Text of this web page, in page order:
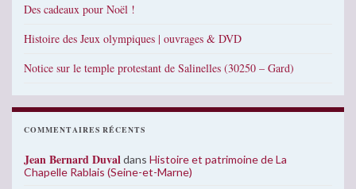
Des cadeaux pour Noël !
Histoire des Jeux olympiques | ouvrages & DVD
Notice sur le temple protestant de Salinelles (30250 – Gard)
COMMENTAIRES RÉCENTS
Jean Bernard Duvaldans Histoire et patrimoine de La
Chapelle Rablais (Seine-et-Marne)